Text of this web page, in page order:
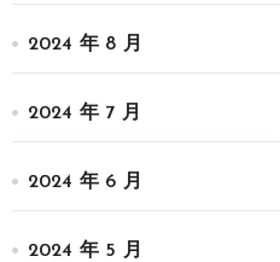
2024 年 8 月
2024 年 7 月
2024 年 6 月
2024 年 5 月